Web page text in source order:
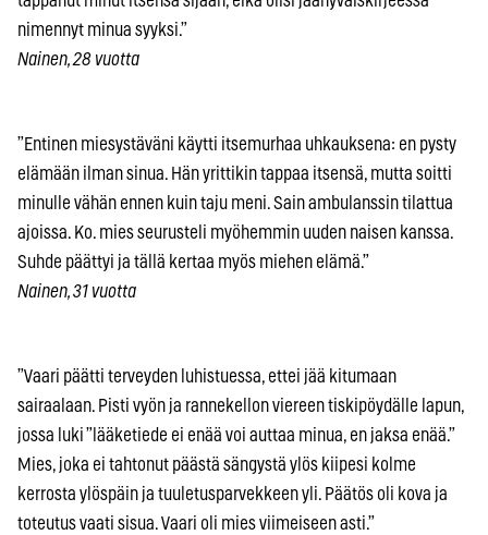
nimennyt minua syyksi.”
Nainen, 28 vuotta
”Entinen miesystäväni käytti itsemurhaa uhkauksena: en pysty
elämään ilman sinua. Hän yrittikin tappaa itsensä, mutta soitti
minulle vähän ennen kuin taju meni. Sain ambulanssin tilattua
ajoissa. Ko. mies seurusteli myöhemmin uuden naisen kanssa.
Suhde päättyi ja tällä kertaa myös miehen elämä.”
Nainen, 31 vuotta
”Vaari päätti terveyden luhistuessa, ettei jää kitumaan
sairaalaan. Pisti vyön ja rannekellon viereen tiskipöydälle lapun,
jossa luki ”lääketiede ei enää voi auttaa minua, en jaksa enää.”
Mies, joka ei tahtonut päästä sängystä ylös kiipesi kolme
kerrosta ylöspäin ja tuuletusparvekkeen yli. Päätös oli kova ja
toteutus vaati sisua. Vaari oli mies viimeiseen asti.”